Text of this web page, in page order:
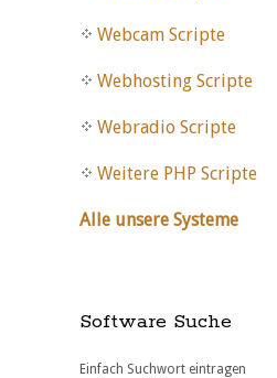
Webcam Scripte
Webhosting Scripte
Webradio Scripte
Weitere PHP Scripte
Alle unsere Systeme
Software Suche
Einfach Suchwort eintragen